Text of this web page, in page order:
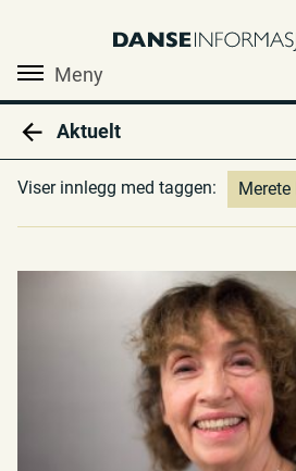
Meny
Aktuelt
Viser innlegg med taggen: Merete